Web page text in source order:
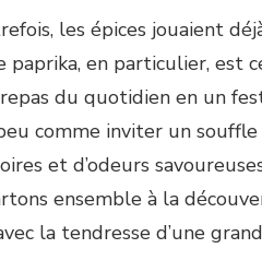
les épices jouaient
paprika, en particulier, est
du quotidien en un
comme inviter un
et d’odeurs
ensemble à la
la tendresse d’une